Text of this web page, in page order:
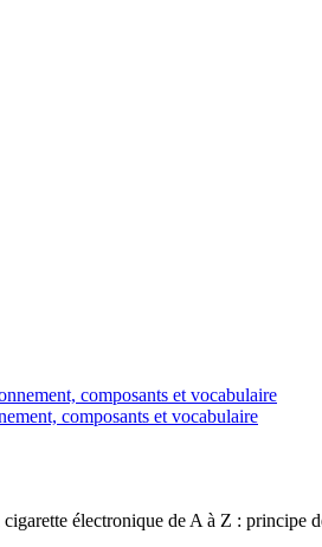
composants et vocabulaire
électronique de A à Z : principe